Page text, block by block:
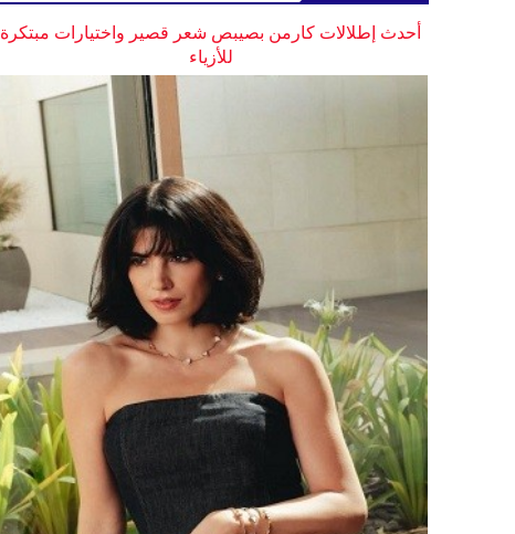
أحدث إطلالات كارمن بصيبص شعر قصير واختيارات مبتكرة
للأزياء